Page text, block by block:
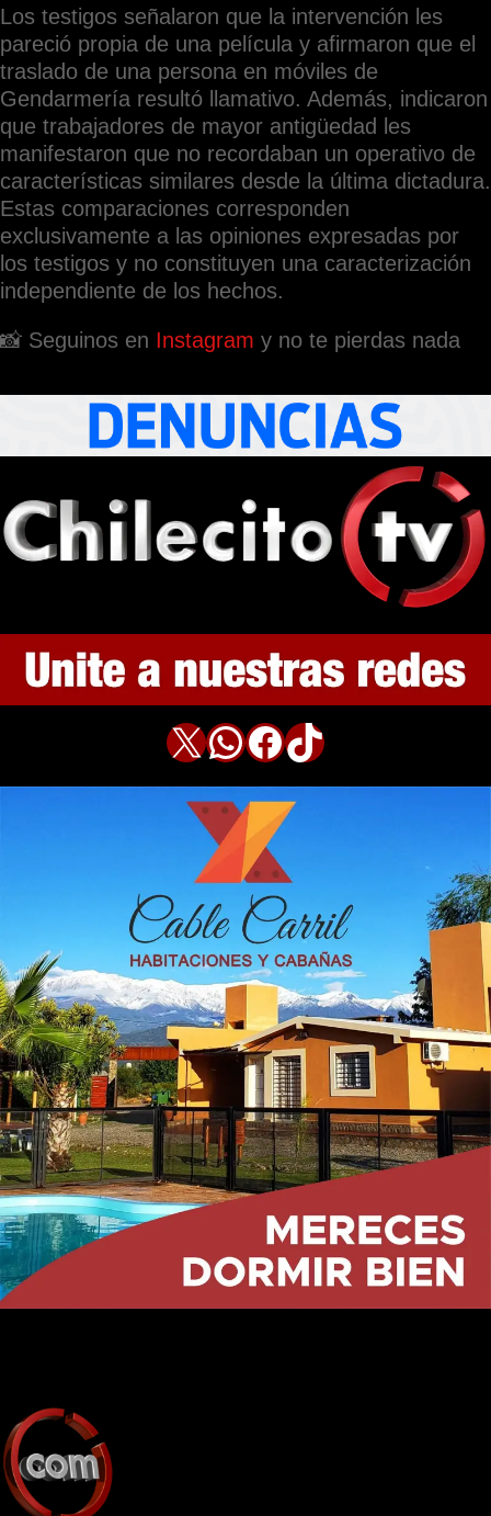
Los testigos señalaron que la intervención les
pareció propia de una película y afirmaron que el
traslado de una persona en móviles de
Gendarmería resultó llamativo. Además, indicaron
que trabajadores de mayor antigüedad les
manifestaron que no recordaban un operativo de
características similares desde la última dictadura.
Estas comparaciones corresponden
exclusivamente a las opiniones expresadas por
los testigos y no constituyen una caracterización
independiente de los hechos.
📸 Seguinos en Instagram y no te pierdas nada
X WhatsApp Facebook TikTok